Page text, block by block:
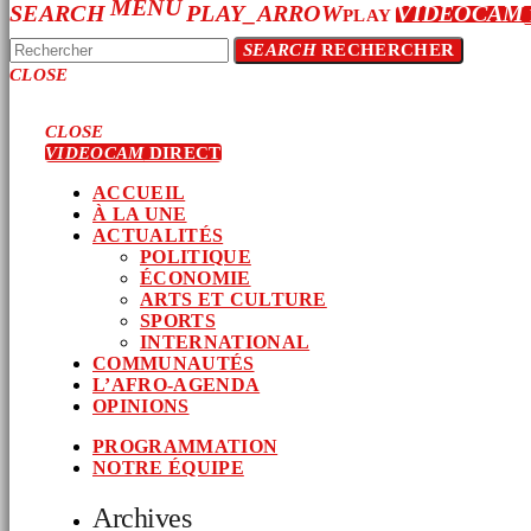
SEARCHMENUPLAY_ARROWPLAY VIDEOCAM
SEARCHRECHERCHER
CLOSE
CLOSE
VIDEOCAMDIRECT
ACCUEIL
À LA UNE
ACTUALITÉS
POLITIQUE
ÉCONOMIE
ARTS ET CULTURE
SPORTS
INTERNATIONAL
COMMUNAUTÉS
L’AFRO-AGENDA
OPINIONS
PROGRAMMATION
NOTRE ÉQUIPE
Archives